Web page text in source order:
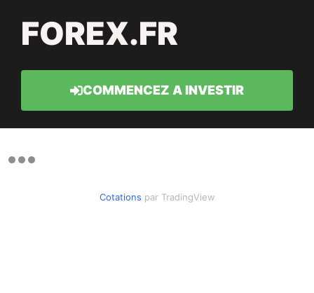
FOREX.FR
COMMENCEZ A INVESTIR
Cotations par TradingView